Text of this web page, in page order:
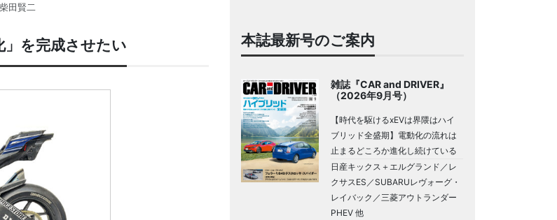
田賢二
を完成させたい 本誌最新号のご案内
雑誌『CAR and DRIVER』
（2026年9月号）
【時代を駆けるxEVは界隈はハイ
ブリッド全盛期】電動化の流れは
止まるどころか進化し続けている
日産キックス＋エルグランド／レ
クサスES／SUBARUレヴォーグ・
レイバック／三菱アウトランダー
PHEV 他